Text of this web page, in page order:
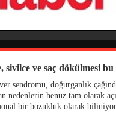
sivilce ve saç dökülmesi
sendromu, doğurganlık
nedenlerin henüz tam olarak
bir bozukluk olarak